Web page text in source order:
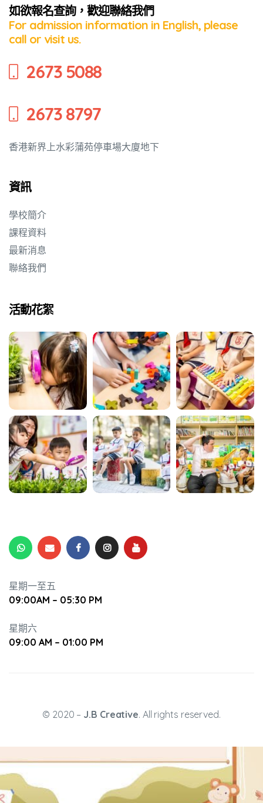
如欲報名查詢，歡迎聯絡我們
For admission information in English, please
call or visit us.
2673 5088
2673 8797
香港新界上水彩蒲苑停車場大廈地下
資訊
學校簡介
課程資料
最新消息
聯絡我們
活動花絮
星期一至五
09:00AM – 05:30 PM
星期六
09:00 AM – 01:00 PM
© 2020 – J.B Creative. All rights reserved.
幼兒
天地
兒正